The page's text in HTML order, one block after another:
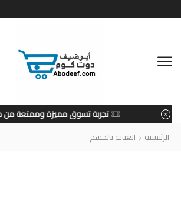
تجربة تسوق مميزة وممتعة من متجرنا
الرئيسية العناية بالجسم